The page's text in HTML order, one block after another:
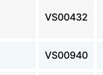
VS00432
VS00940